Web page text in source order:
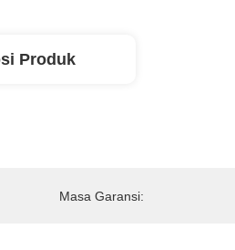
Produk
Masa Garansi: